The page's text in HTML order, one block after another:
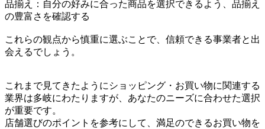
品揃え：自分の好みに合った商品を選択できるよう、品揃え
の豊富さを確認する
これらの観点から慎重に選ぶことで、信頼できる事業者と出
会えるでしょう。
これまで見てきたようにショッピング・お買い物に関連する
業界は多岐にわたりますが、あなたのニーズに合わせた選択
が重要です。
店舗選びのポイントを参考にして、満足のできるお買い物を